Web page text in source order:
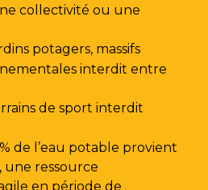
collectivité ou une
potagers, massifs
interdit entre
de sport interdit
de l’eau potable provient
une ressource
en période de